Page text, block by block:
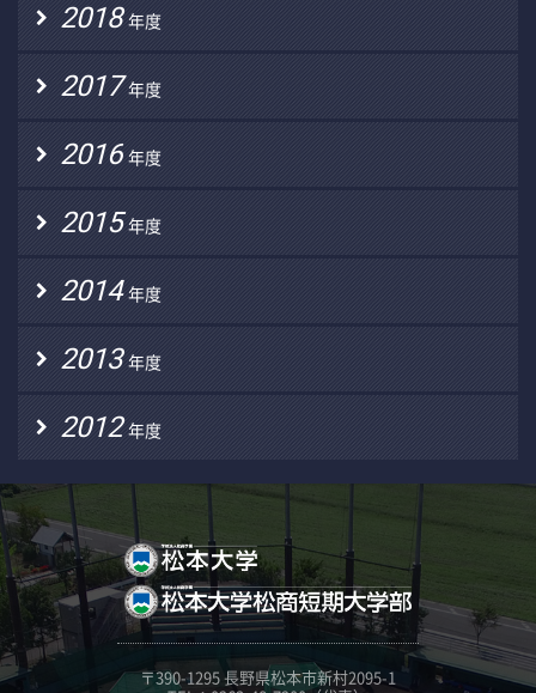
2018 年度
2017 年度
2016 年度
2015 年度
2014 年度
2013 年度
2012 年度
〒390-1295 長野県松本市新村2095-1